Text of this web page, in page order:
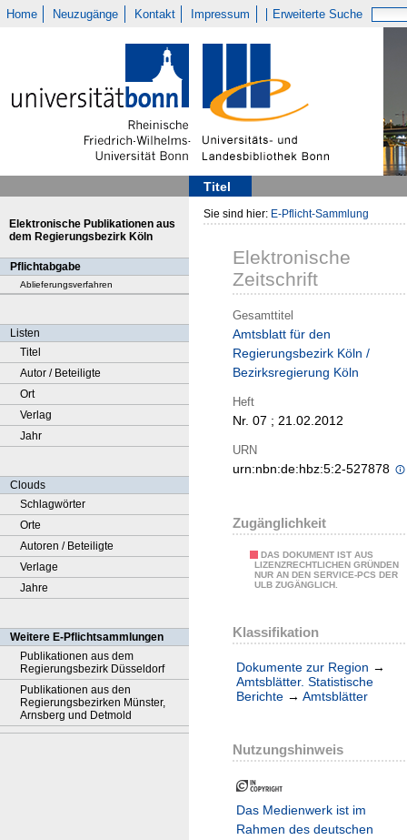
Home Neuzugänge Kontakt Impressum Erweiterte Suche
Titel
Elektronische Publikationen aus
dem Regierungsbezirk Köln
Pflichtabgabe
Ablieferungsverfahren
Listen
Titel
Autor / Beteiligte
Ort
Verlag
Jahr
Clouds
Schlagwörter
Orte
Autoren / Beteiligte
Verlage
Jahre
Weitere E-Pflichtsammlungen
Publikationen aus dem
Regierungsbezirk Düsseldorf
Publikationen aus den
Regierungsbezirken Münster,
Arnsberg und Detmold
Sie sind hier: E-Pflicht-Sammlung
Elektronische
Zeitschrift
Gesamttitel
Amtsblatt für den
Regierungsbezirk Köln /
Bezirksregierung Köln
Heft
Nr. 07 ; 21.02.2012
URN
urn:nbn:de:hbz:5:2-527878
Zugänglichkeit
DAS DOKUMENT IST AUS
LIZENZRECHTLICHEN GRÜNDEN
NUR AN DEN SERVICE-PCS DER
ULB ZUGÄNGLICH.
Klassifikation
Dokumente zur Region →
Amtsblätter. Statistische
Berichte → Amtsblätter
Nutzungshinweis
Das Medienwerk ist im
Rahmen des deutschen